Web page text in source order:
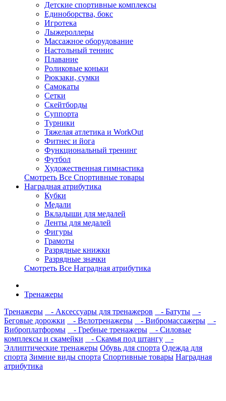
Детские спортивные комплексы
Единоборства, бокс
Игротека
Лыжероллеры
Массажное оборудование
Настольный теннис
Плавание
Роликовые коньки
Рюкзаки, сумки
Самокаты
Сетки
Скейтборды
Суппорта
Турники
Тяжелая атлетика и WorkOut
Фитнес и йога
Функциональный тренинг
Футбол
Художественная гимнастика
Смотреть Все Спортивные товары
Наградная атрибутика
Кубки
Медали
Вкладыши для медалей
Ленты для медалей
Фигуры
Грамоты
Разрядные книжки
Разрядные значки
Смотреть Все Наградная атрибутика
Тренажеры
Тренажеры
- Аксессуары для тренажеров - Батуты
-
Беговые дорожки
- Велотренажеры - Вибромассажеры
-
Виброплатформы
- Гребные тренажеры
- Силовые
комплексы и скамейки
- Скамья под штангу
-
Эллиптические тренажеры Обувь для спорта Одежда для
спорта Зимние виды спорта Спортивные товары Наградная
атрибутика